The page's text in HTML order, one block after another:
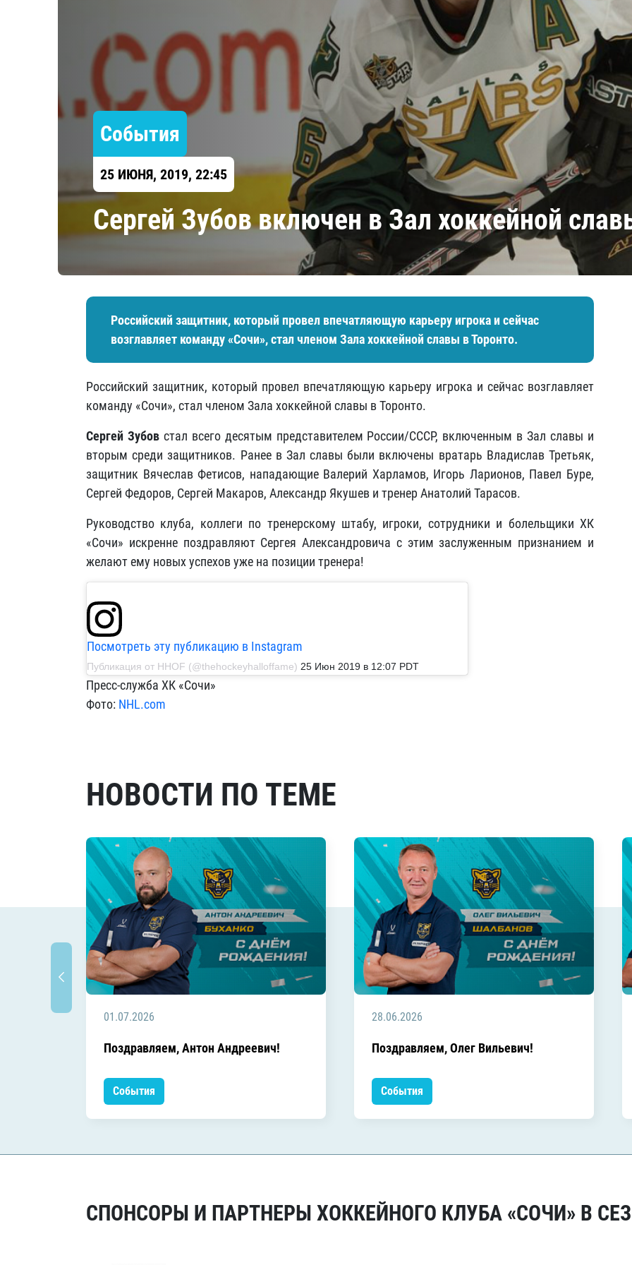
Северсталь
ЦСКА
Амур
Салават Юлаев
Сибирь
События
25 ИЮНЯ, 2019, 22:45
​Сергей Зубов включен в Зал хоккейной
Российский защитник, который провел впечатляющую карьеру игрока и сейчас
возглавляет команду «Сочи», стал членом Зала хоккейной славы в Торонто.
Российский защитник, который провел впечатляющую карьеру игрока и сейчас возглавляет
команду «Сочи», стал членом Зала хоккейной славы в Торонто.
Сергей Зубовстал всего десятым представителем России/СССР, включенным в Зал славы и
вторым среди защитников. Ранее в Зал славы были включены вратарь Владислав Третьяк,
защитник Вячеслав Фетисов, нападающие Валерий Харламов, Игорь Ларионов, Павел Буре,
Сергей Федоров, Сергей Макаров, Александр Якушев и тренер Анатолий Тарасов.
Руководство клуба, коллеги по тренерскому штабу, игроки, сотрудники и болельщики ХК
«Сочи» искренне поздравляют Сергея Александровича с этим заслуженным признанием и
желают ему новых успехов уже на позиции тренера!
Посмотреть эту публикацию в Instagram
Публикация от HHOF (@thehockeyhalloffame) 25 Июн 2019 в 12:07 PDT
Пресс-служба ХК «Сочи»
Фото: NHL.com
НОВОСТИ ПО ТЕМЕ
01.07.2026
Поздравляем, Антон Андреевич!
События
28.06.2026
Поздравляем, Олег Вильевич!
События
СПОНСОРЫ И ПАРТНЕРЫ ХОККЕЙНОГО КЛУБА «СОЧИ» В